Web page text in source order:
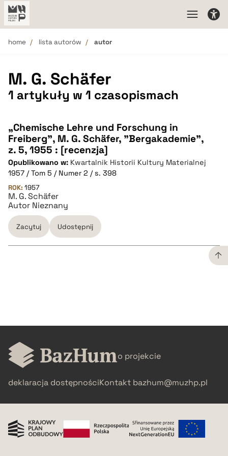
home lista autorów autor
M. G. Schäfer
1 artykuły w 1 czasopismach
„Chemische Lehre und Forschung in
Freiberg”, M. G. Schäfer, "Bergakademie",
z. 5, 1955 : [recenzja]
Opublikowano w: Kwartalnik Historii Kultury Materialnej
1957 / Tom 5 / Numer 2 / s. 398
ROK: 1957
M. G. Schäfer
Autor Nieznany
Zacytuj Udostępnij
pobierz cytat
o projekcie
deklaracja dostępnościKontakt bazhum@muzhp.pl